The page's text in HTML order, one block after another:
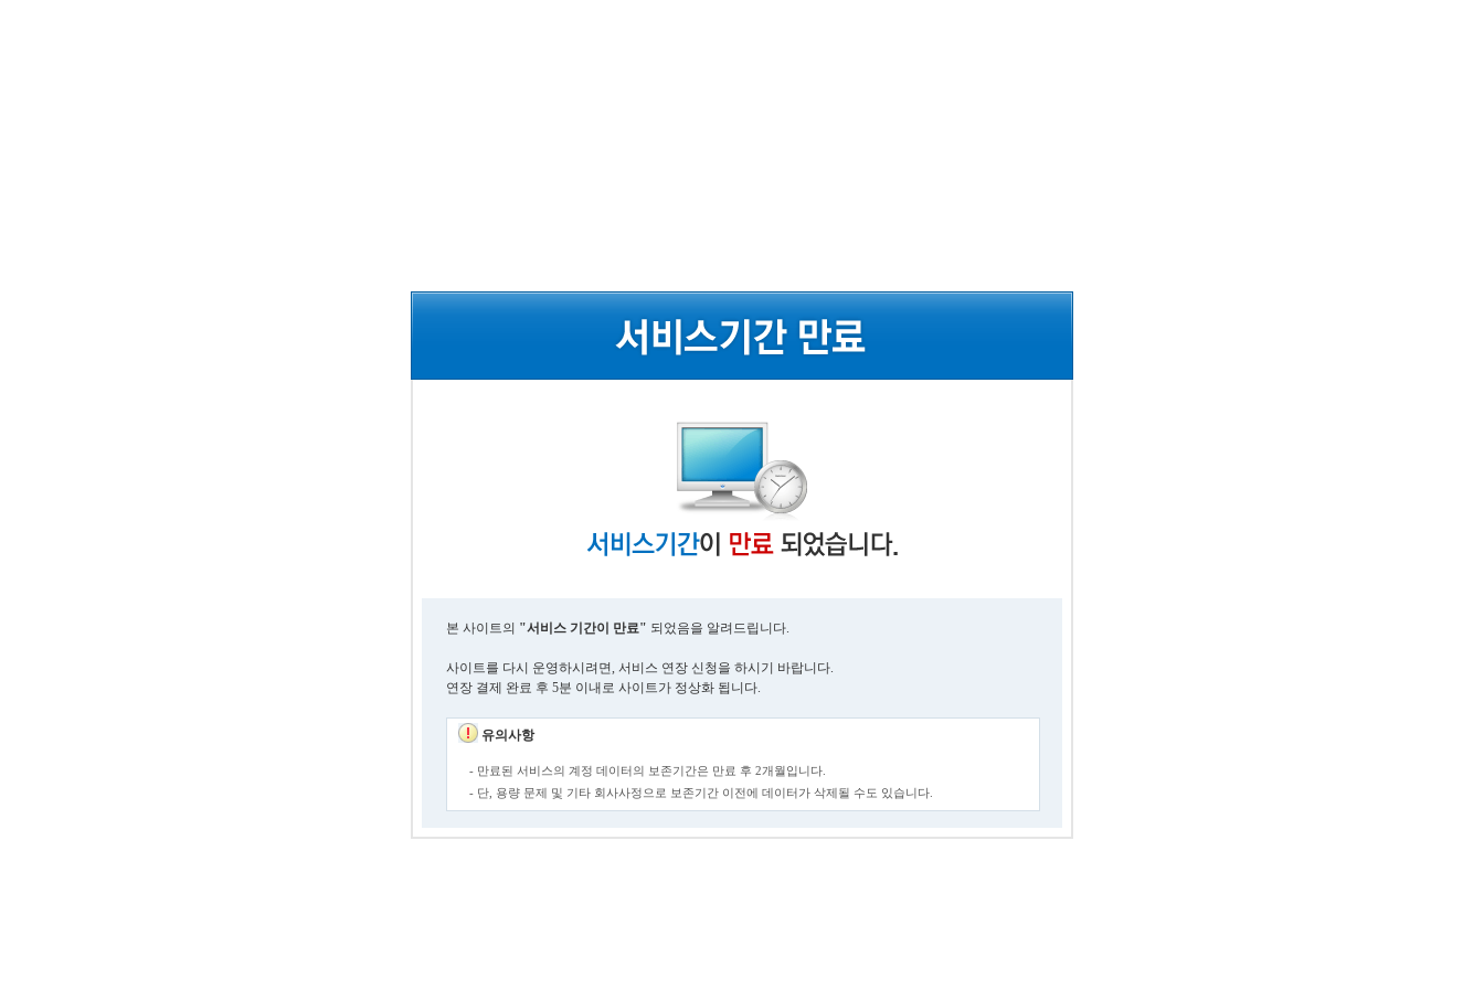
본 사이트의 "서비스 기간이 만료" 되었음을 알려드립니다.
사이트를 다시 운영하시려면, 서비스 연장 신청을 하시기 바랍니다.
연장 결제 완료 후 5분 이내로 사이트가 정상화 됩니다.
유의사항
- 만료된 서비스의 계정 데이터의 보존기간은 만료 후 2개월입니다.
- 단, 용량 문제 및 기타 회사사정으로 보존기간 이전에 데이터가 삭제될 수도 있습니다.